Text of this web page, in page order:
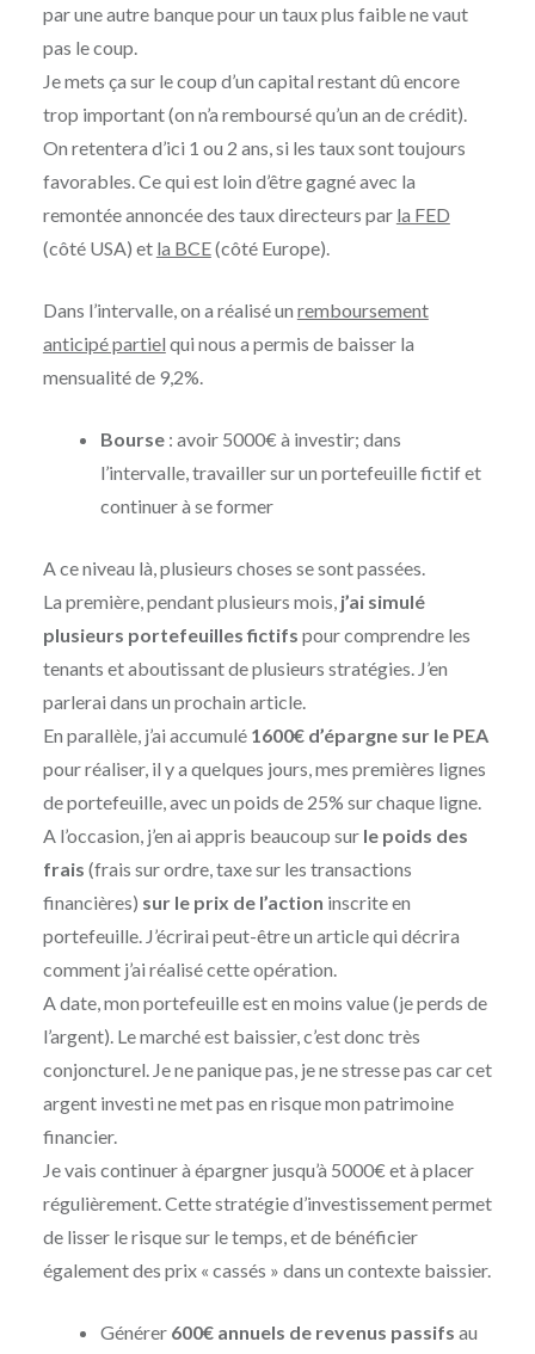
par une autre banque pour un taux plus faible ne vaut
pas le coup.
Je mets ça sur le coup d’un capital restant dû encore
trop important (on n’a remboursé qu’un an de crédit).
On retentera d’ici 1 ou 2 ans, si les taux sont toujours
favorables. Ce qui est loin d’être gagné avec la
remontée annoncée des taux directeurs par la FED
(côté USA) et la BCE(côté Europe).
Dans l’intervalle, on a réalisé un remboursement
anticipé partiel qui nous a permis de baisser la
mensualité de 9,2%.
Bourse: avoir 5000€ à investir; dans
l’intervalle, travailler sur un portefeuille fictif et
continuer à se former
A ce niveau là, plusieurs choses se sont passées.
La première, pendant plusieurs mois, j’ai simulé
plusieurs portefeuilles fictifs pour comprendre les
tenants et aboutissant de plusieurs stratégies. J’en
parlerai dans un prochain article.
En parallèle, j’ai accumulé 1600€ d’épargne sur le PEA
pour réaliser, il y a quelques jours, mes premières lignes
de portefeuille, avec un poids de 25% sur chaque ligne.
A l’occasion, j’en ai appris beaucoup sur le poids des
frais (frais sur ordre, taxe sur les transactions
financières) sur le prix de l’action inscrite en
portefeuille. J’écrirai peut-être un article qui décrira
comment j’ai réalisé cette opération.
A date, mon portefeuille est en moins value (je perds de
l’argent). Le marché est baissier, c’est donc très
conjoncturel. Je ne panique pas, je ne stresse pas car cet
argent investi ne met pas en risque mon patrimoine
financier.
Je vais continuer à épargner jusqu’à 5000€ et à placer
régulièrement. Cette stratégie d’investissement permet
de lisser le risque sur le temps, et de bénéficier
également des prix « cassés » dans un contexte baissier.
Générer 600€ annuels de revenus passifs au